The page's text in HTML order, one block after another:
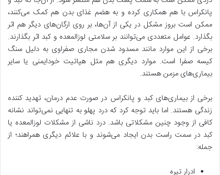
پانکراس با هم همکاری کرده و به هضم غذای بدن هم کمک می‌کنند،
ممکن است بروز مشکل در یکی از آن‌ها، بر روی ارگان‌های دیگر هم اثر
بگذارد. عوامل متعددی می‌توانند بر سلامتی لوزالمعده و کبد اثر بگذارند.
برخی از این موارد مانند مسدود شدن مجاری صفراوی به دلیل سنگ
کیسه صفرا است. موارد دیگری هم مثل هپاتیت خودایمنی یا سایر
بیماری‌های مزمن هستند.
برخی از بیماری‌های کبد و پانکراس در صورت عدم درمان، تهدید کننده
زندگی هستند. اما باید توجه کرد که درد پهلو به تنهایی نمی‌تواند نشانه
کافی از وجود چنین مشکلاتی باشد. درد ناشی از مشکلات لوزالمعده یا
کبد در سمت راست بدن ایجاد می‌شوند و با علائم دیگری همراهند؛ از
جمله:
ادرار تیره